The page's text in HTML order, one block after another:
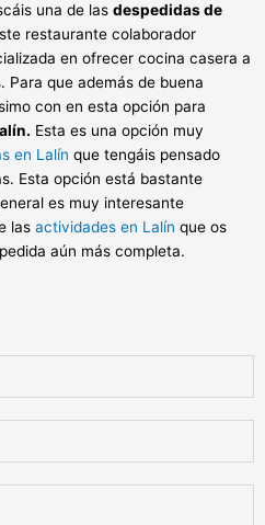
una de las despedidas de
restaurante colaborador
en ofrecer cocina casera a
que además de buena
con en esta opción para
Esta es una opción muy
en Lalín que tengáis pensado
Esta opción está bastante
es muy interesante
las actividades en Lalín que os
aún más completa.